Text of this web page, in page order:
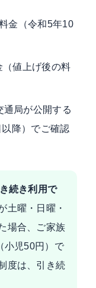
金（令和5年10
値上げ後の料
通局が公開する
降） でご確認
続き利用で
土曜・日曜・
場合、ご家族
小児50円）で
度は、引き続